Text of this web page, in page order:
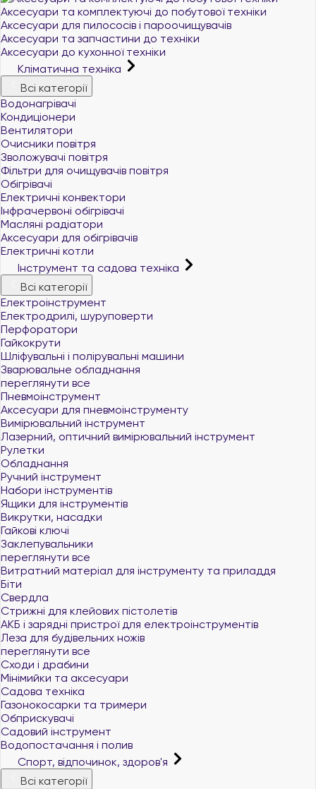
Аксесуари та комплектуючі до побутової техніки
Аксесуари для пилососів і пароочищувачів
Аксесуари та запчастини до техніки
Аксесуари до кухонної техніки
Кліматична техніка
Всі категорії
Водонагрівачі
Кондиціонери
Вентилятори
Очисники повітря
Зволожувачі повітря
Фільтри для очищувачів повітря
Обігрівачі
Електричні конвектори
Інфрачервоні обігрівачі
Масляні радіатори
Аксесуари для обігрівачів
Електричні котли
Інструмент та садова техніка
Всі категорії
Електроінструмент
Електродрилі, шуруповерти
Перфоратори
Гайкокрути
Шліфувальні і полірувальні машини
Зварювальне обладнання
переглянути все
Пневмоінструмент
Аксесуари для пневмоінструменту
Вимірювальний інструмент
Лазерний, оптичний вимірювальний інструмент
Рулетки
Обладнання
Ручний інструмент
Набори інструментів
Ящики для інструментів
Викрутки, насадки
Гайкові ключі
Заклепувальники
переглянути все
Витратний матеріал для інструменту та приладдя
Біти
Свердла
Стрижні для клейових пістолетів
АКБ і зарядні пристрої для електроінструментів
Леза для будівельних ножів
переглянути все
Сходи і драбини
Мінімийки та аксесуари
Садова техніка
Газонокосарки та тримери
Обприскувачі
Садовий інструмент
Водопостачання і полив
Спорт, відпочинок, здоров'я
Всі категорії